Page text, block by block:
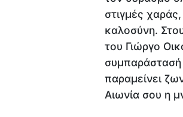
στιγμές
καλοσύνη.
του Γιώργο
συμπαράστασή
παραμείνει
Αιωνία σου η